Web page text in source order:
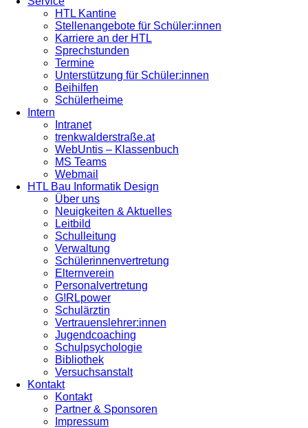
HTL Kantine
Stellenangebote für Schüler:innen
Karriere an der HTL
Sprechstunden
Termine
Unterstützung für Schüler:innen
Beihilfen
Schülerheime
Intern
Intranet
trenkwalderstraße.at
WebUntis – Klassenbuch
MS Teams
Webmail
HTL Bau Informatik Design
Über uns
Neuigkeiten & Aktuelles
Leitbild
Schulleitung
Verwaltung
Schülerinnenvertretung
Elternverein
Personalvertretung
G!RLpower
Schulärztin
Vertrauenslehrer:innen
Jugendcoaching
Schulpsychologie
Bibliothek
Versuchsanstalt
Kontakt
Kontakt
Partner & Sponsoren
Impressum